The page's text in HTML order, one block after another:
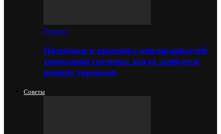
Ремонт
Признаки и причины неисправностей
тормозной системы: когда требуется
ремонт тормозов
Советы